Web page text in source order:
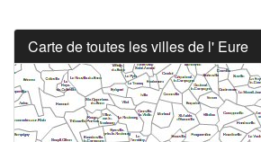
Carte de toutes les villes de l' Eure